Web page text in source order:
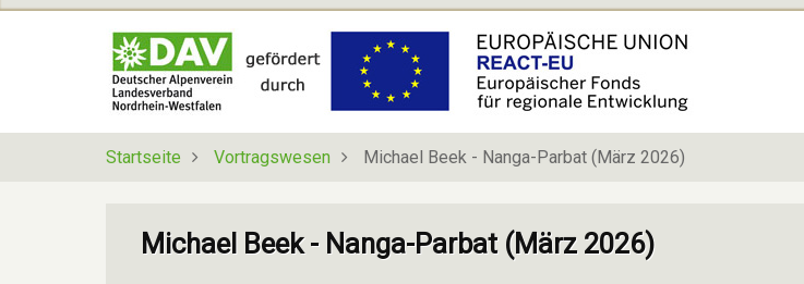
Direkt
Startseite Vortragswesen Michael Beek - Nanga-Parbat (März 2026)
Michael Beek - Nanga-Parbat (März 2026)